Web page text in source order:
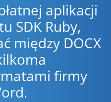
aplikacji
SDK Ruby,
między DOCX
firmy